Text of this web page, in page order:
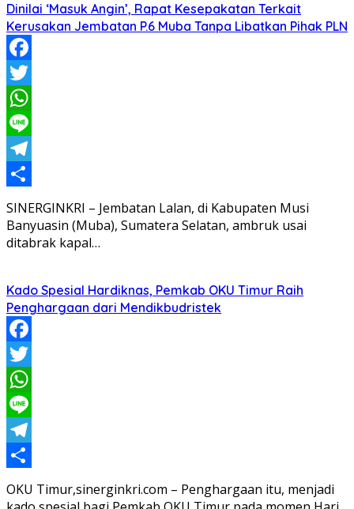
Dinilai ‘Masuk Angin’, Rapat Kesepakatan Terkait
Kerusakan Jembatan P.6 Muba Tanpa Libatkan Pihak PLN
Facebook
Twitter
WhatsApp
Line
Telegram
Share
SINERGINKRI – Jembatan Lalan, di Kabupaten Musi
Banyuasin (Muba), Sumatera Selatan, ambruk usai
ditabrak kapal…
Kado Spesial Hardiknas, Pemkab OKU Timur Raih
Penghargaan dari Mendikbudristek
Facebook
Twitter
WhatsApp
Line
Telegram
Share
OKU Timur,sinerginkri.com – Penghargaan itu, menjadi